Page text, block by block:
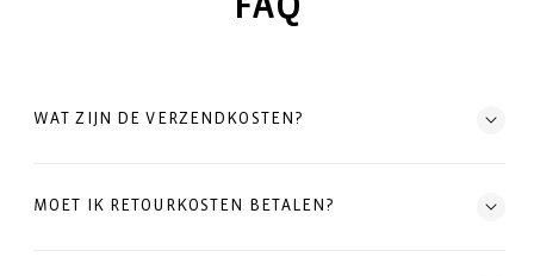
WAT ZIJN DE VERZENDKOSTEN?
MOET IK RETOURKOSTEN BETALEN?